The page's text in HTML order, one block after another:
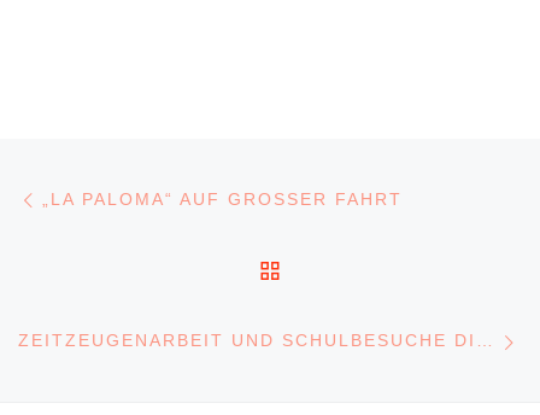
„LA PALOMA“ AUF GROSSER FAHRT
ZEITZEUGENARBEIT UND SCHULBESUCHE DIGITAL